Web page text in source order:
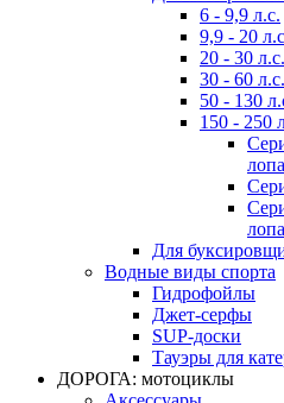
6 - 9,9 л.с.
9,9 - 20
20 - 30 л.с.
30 - 60 л.с.
50 - 130
150 - 250
Для
Водные виды спорта
Гидрофойлы
Джет-серфы
SUP-доски
Тауэры для
ДОРОГА: мотоциклы